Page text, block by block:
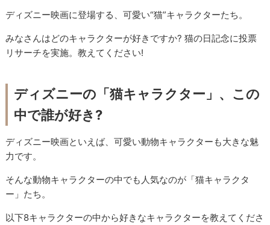
ディズニー映画に登場する、可愛い“猫”キャラクターたち。
みなさんはどのキャラクターが好きですか? 猫の日記念に投票
リサーチを実施。教えてください!
ディズニーの「猫キャラクター」、この
中で誰が好き?
ディズニー映画といえば、可愛い動物キャラクターも大きな魅
力です。
そんな動物キャラクターの中でも人気なのが「猫キャラクタ
ー」たち。
以下8キャラクターの中から好きなキャラクターを教えてくださ